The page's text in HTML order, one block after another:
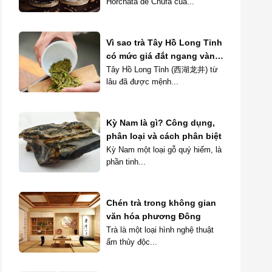
Vì sao trà Tây Hồ Long Tỉnh
có mức giá đắt ngang vàng
ròng?
Tây Hồ Long Tỉnh (西湖龙井) từ
lâu đã được mệnh...
Kỳ Nam là gì? Công dụng,
phân loại và cách phân biệt
Kỳ Nam một loại gỗ quý hiếm, là
phần tinh...
Chén trà trong không gian
văn hóa phương Đông
Trà là một loại hình nghệ thuật
ẩm thủy độc...